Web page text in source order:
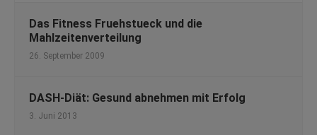
Das Fitness Fruehstueck und die
Mahlzeitenverteilung
26. September 2009
DASH-Diät: Gesund abnehmen mit Erfolg
3. Juni 2013